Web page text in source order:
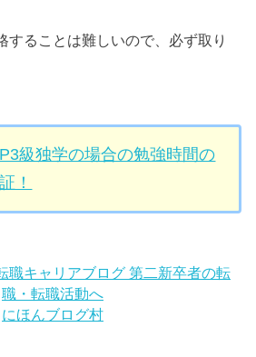
することは難しいので、必ず取り
級独学の場合の勉強時間の
！
にほんブログ村